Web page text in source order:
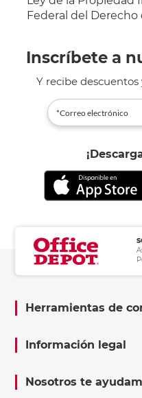
Federal del Derecho
Inscríbete a
Y recibe
Herramientas de
Información legal
Nosotros te